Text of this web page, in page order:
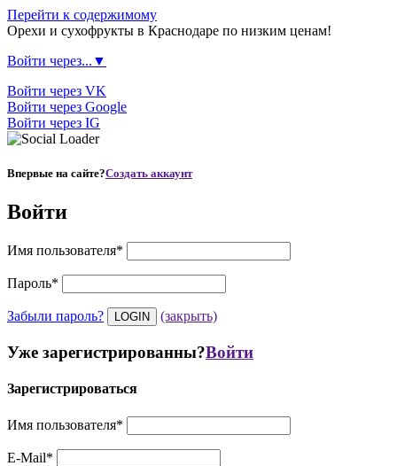
Перейти к содержимому
Орехи и сухофрукты в Краснодаре по низким ценам!
Войти через...▼
Войти через VK
Войти через Google
Войти через IG
Впервые на сайте?Создать аккаунт
Войти
Имя пользователя*
Пароль*
Забыли пароль? (закрыть)
Уже зарегистрированны?Войти
Зарегистрироваться
Имя пользователя*
E-Mail*